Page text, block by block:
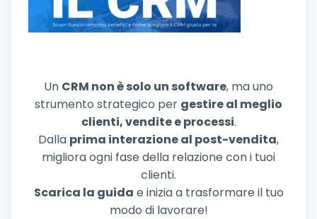
Un CRM non è solo un software, ma uno
strumento strategico per gestire al meglio
clienti, vendite e processi.
Dalla prima interazione al post-vendita,
migliora ogni fase della relazione con i tuoi
clienti.
Scarica la guida e inizia a trasformare il tuo
modo di lavorare!